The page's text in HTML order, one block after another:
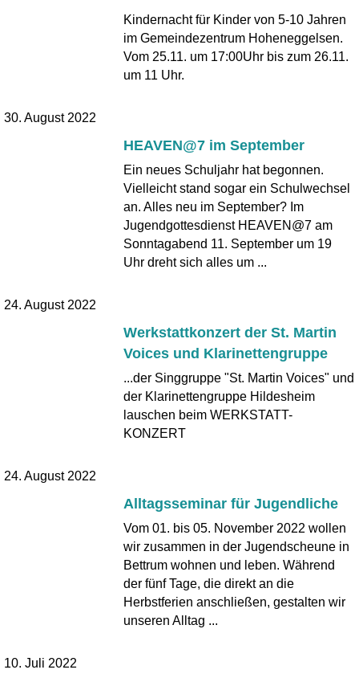
Kindernacht für Kinder von 5-10 Jahren
im Gemeindezentrum Hoheneggelsen.
Vom 25.11. um 17:00Uhr bis zum 26.11.
um 11 Uhr.
30. August 2022
HEAVEN@7 im September
Ein neues Schuljahr hat begonnen.
Vielleicht stand sogar ein Schulwechsel
an. Alles neu im September? Im
Jugendgottesdienst HEAVEN@7 am
Sonntagabend 11. September um 19
Uhr dreht sich alles um ...
24. August 2022
Werkstattkonzert der St. Martin
Voices und Klarinettengruppe
...der Singgruppe "St. Martin Voices" und
der Klarinettengruppe Hildesheim
lauschen beim WERKSTATT-
KONZERT
24. August 2022
Alltagsseminar für Jugendliche
Vom 01. bis 05. November 2022 wollen
wir zusammen in der Jugendscheune in
Bettrum wohnen und leben. Während
der fünf Tage, die direkt an die
Herbstferien anschließen, gestalten wir
unseren Alltag ...
10. Juli 2022